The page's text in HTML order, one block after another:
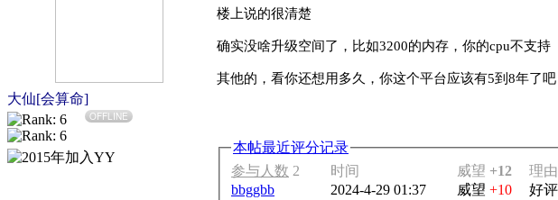
大仙[会算命]
OFFLINE
楼上说的很清楚
确实没啥升级空间了，比如3200的内存，你的cpu不支持
其他的，看你还想用多久，你这个平台应该有5到8年了
本帖最近评分记录
参与人数 2 时间 威望 +12
理由
bbggbb
2024-4-29 01:37 威望 +10
好